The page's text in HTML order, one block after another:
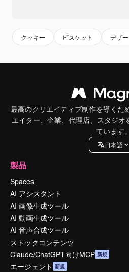
クッキー ビスケット デザー
最高のクリエイティブ制作を導くた
エイター、企業、代理店、スタジ
ています。
日本語
製品
Spaces
AI アシスタント
AI 画像生成ツール
AI 動画生成ツール
AI 音声合成ツール
ストックコンテンツ
Claude/ChatGPT向けMCP 新規
エージェント 新規